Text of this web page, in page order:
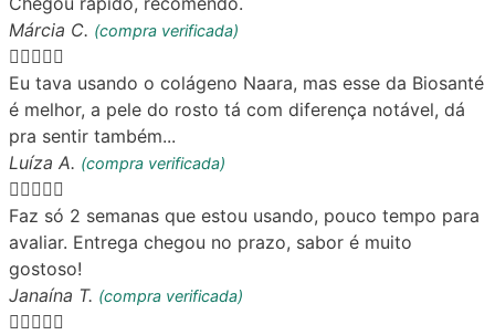
Márcia C. (compra verificada)

Eu tava usando o colágeno Naara, mas esse da Biosanté
é melhor, a pele do rosto tá com diferença notável, dá
pra sentir também...
Luíza A. (compra verificada)

Faz só 2 semanas que estou usando, pouco tempo para
avaliar. Entrega chegou no prazo, sabor é muito
gostoso!
Janaína T. (compra verificada)
